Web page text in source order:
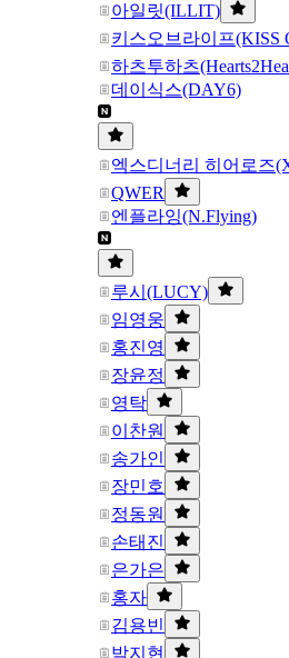
아일릿(ILLIT)
키스오브라이프(KISS
하츠투하츠
데이식스(DAY6)
엑스디너리 히어로즈
QWER
엔플라잉(N.Flying)
루시(LUCY)
임영웅
홍진영
장윤정
영탁
이찬원
송가인
장민호
정동원
손태진
은가은
홍자
김용빈
박지현